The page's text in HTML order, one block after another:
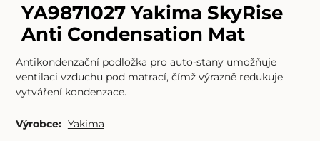
YA9871027 Yakima SkyRise
Anti Condensation Mat
Antikondenzační podložka pro auto-stany umožňuje
ventilaci vzduchu pod matrací, čímž výrazně redukuje
vytváření kondenzace.
Výrobce: Yakima